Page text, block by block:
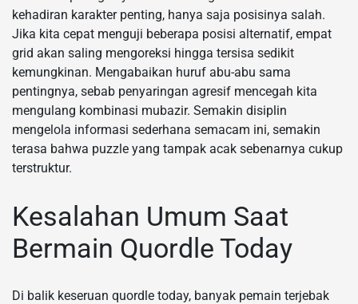
kehadiran karakter penting, hanya saja posisinya salah.
Jika kita cepat menguji beberapa posisi alternatif, empat
grid akan saling mengoreksi hingga tersisa sedikit
kemungkinan. Mengabaikan huruf abu-abu sama
pentingnya, sebab penyaringan agresif mencegah kita
mengulang kombinasi mubazir. Semakin disiplin
mengelola informasi sederhana semacam ini, semakin
terasa bahwa puzzle yang tampak acak sebenarnya cukup
terstruktur.
Kesalahan Umum Saat
Bermain Quordle Today
Di balik keseruan quordle today, banyak pemain terjebak